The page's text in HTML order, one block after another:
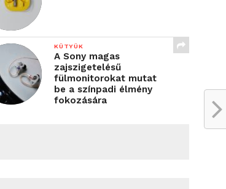
KÜTYÜK
A Sony magas
zajszigetelésű
fülmonitorokat mutat
be a színpadi élmény
fokozására